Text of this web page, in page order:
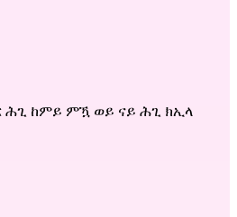
ሕጊ ከምይ ምዃ ወይ ናይ ሕጊ ክኢላ